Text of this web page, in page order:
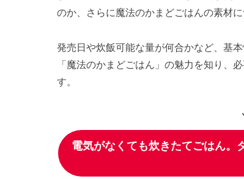
のか、さらに魔法のかまどごはんの素材に
発売日や炊飯可能な量が何合かなど、基
「魔法のかまどごはん」の魅力を知り、
す。
電気がなくても炊きたてごはん。